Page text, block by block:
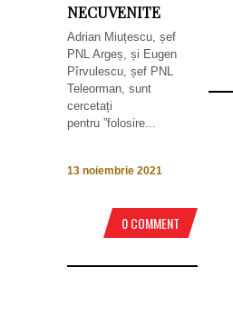
NECUVENITE
Adrian Miuțescu, șef
PNL Argeș, și Eugen
Pîrvulescu, șef PNL
Teleorman, sunt
cercetați
pentru ”folosire...
13 noiembrie 2021
0 COMMENT